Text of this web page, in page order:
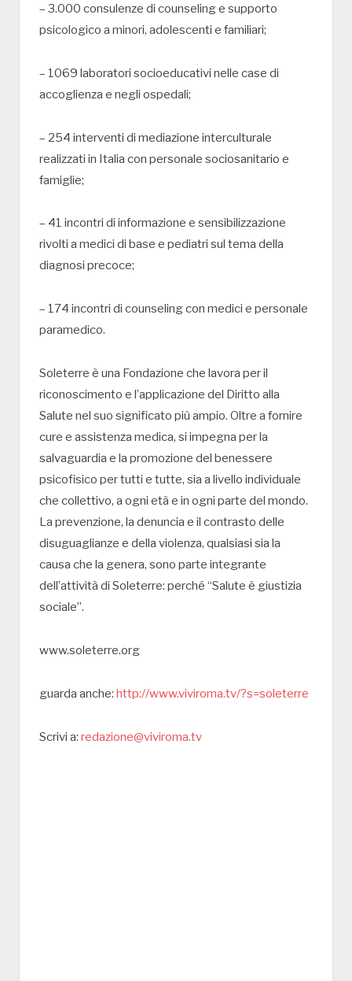
– 3.000 consulenze di counseling e supporto
psicologico a minori, adolescenti e familiari;
– 1069 laboratori socioeducativi nelle case di
accoglienza e negli ospedali;
– 254 interventi di mediazione interculturale
realizzati in Italia con personale sociosanitario e
famiglie;
– 41 incontri di informazione e sensibilizzazione
rivolti a medici di base e pediatri sul tema della
diagnosi precoce;
– 174 incontri di counseling con medici e personale
paramedico.
Soleterre è una Fondazione che lavora per il
riconoscimento e l’applicazione del Diritto alla
Salute nel suo significato più ampio. Oltre a fornire
cure e assistenza medica, si impegna per la
salvaguardia e la promozione del benessere
psicofisico per tutti e tutte, sia a livello individuale
che collettivo, a ogni età e in ogni parte del mondo.
La prevenzione, la denuncia e il contrasto delle
disuguaglianze e della violenza, qualsiasi sia la
causa che la genera, sono parte integrante
dell’attività di Soleterre: perché “Salute è giustizia
sociale”.
www.soleterre.org
guarda anche: http://www.viviroma.tv/?s=soleterre
Scrivi a: redazione@viviroma.tv